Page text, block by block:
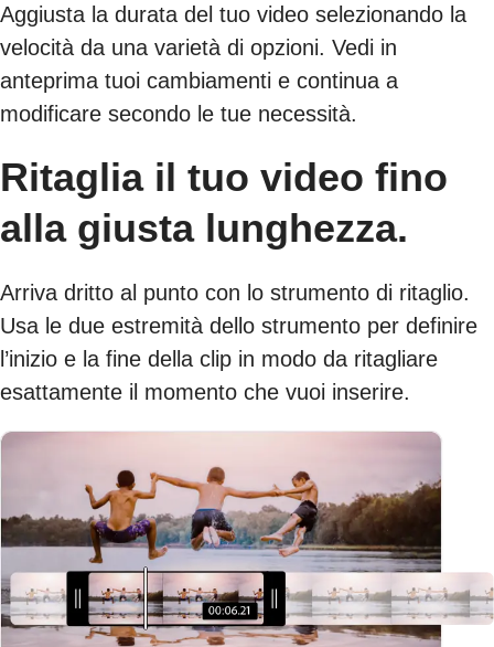
Aggiusta la durata del tuo video selezionando la
velocità da una varietà di opzioni. Vedi in
anteprima tuoi cambiamenti e continua a
modificare secondo le tue necessità.
Ritaglia il tuo video fino
alla giusta lunghezza.
Arriva dritto al punto con lo strumento di ritaglio.
Usa le due estremità dello strumento per definire
l’inizio e la fine della clip in modo da ritagliare
esattamente il momento che vuoi inserire.